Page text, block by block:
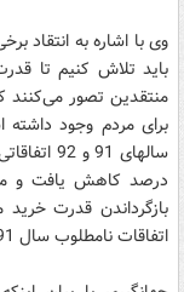
وی با اشاره به انتقاد
برای مردم وجود
درصد کاهش یافت و
اتفاقات نامطلوب سال 91 و 92 جبران شود.